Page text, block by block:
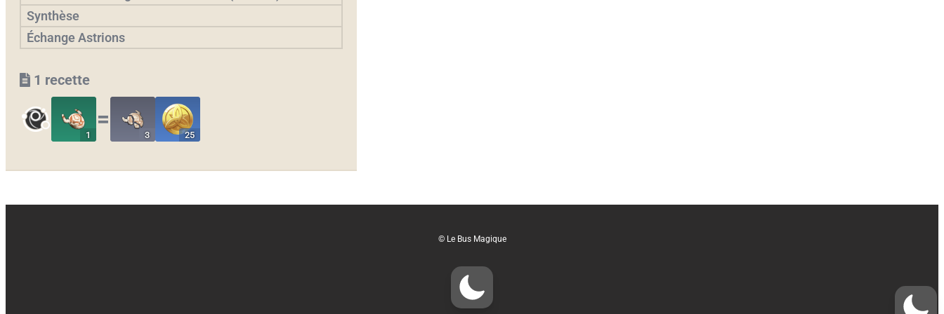
Synthèse
Échange Astrions
1 recette
1
〓
3 25
© Le Bus Magique